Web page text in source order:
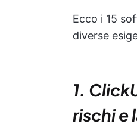
Ecco i 15
diverse
1.
rischi e